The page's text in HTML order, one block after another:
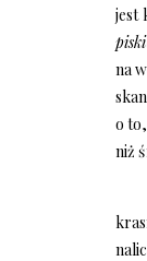
jest
na
o
niż